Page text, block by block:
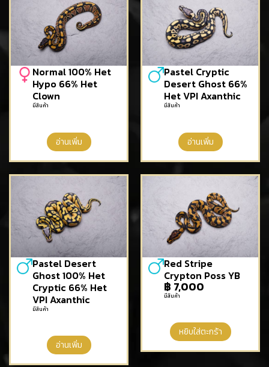
Normal 100% Het
Hypo 66% Het
Clown
มีสินค้า
อ่านเพิ่ม
Pastel Cryptic
Desert Ghost 66%
Het VPI Axanthic
มีสินค้า
อ่านเพิ่ม
Pastel Desert
Ghost 100% Het
Cryptic 66% Het
VPI Axanthic
มีสินค้า
อ่านเพิ่ม
Red Stripe
Crypton Poss YB
฿ 7,000
มีสินค้า
หยิบใส่ตะกร้า